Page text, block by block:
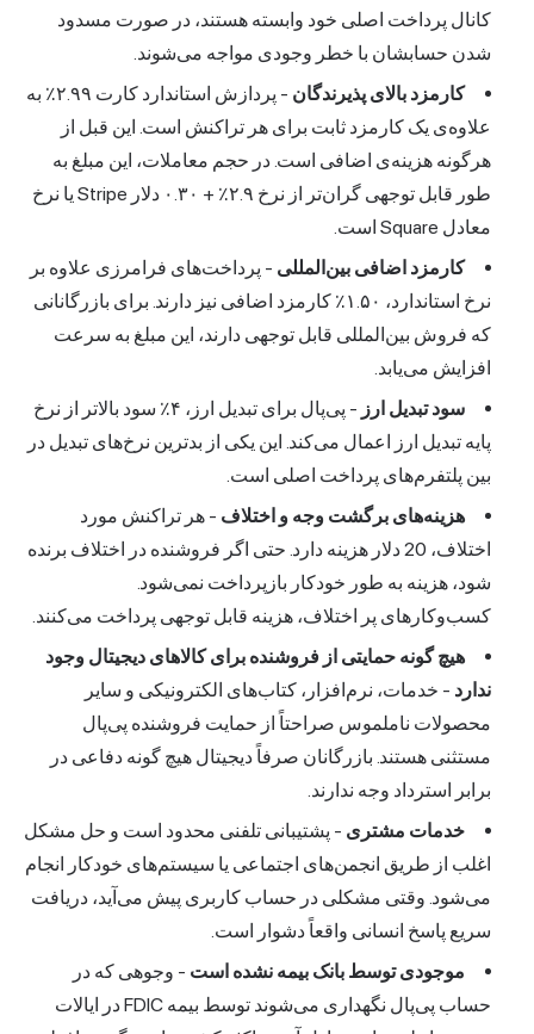
کانال پرداخت اصلی خود وابسته هستند، در صورت مسدود
شدن حسابشان با خطر وجودی مواجه می‌شوند.
کارمزد بالای پذیرندگان
- پردازش استاندارد کارت ۲.۹۹٪ به
علاوه‌ی یک کارمزد ثابت برای هر تراکنش است. این قبل از
هرگونه هزینه‌ی اضافی است. در حجم معاملات، این مبلغ به
طور قابل توجهی گران‌تر از نرخ ۲.۹٪ + ۰.۳۰ دلار Stripe یا نرخ
معادل Square است.
کارمزد اضافی بین‌المللی - پرداخت‌های فرامرزی علاوه بر
نرخ استاندارد، ۱.۵۰٪ کارمزد اضافی نیز دارند. برای بازرگانانی
که فروش بین‌المللی قابل توجهی دارند، این مبلغ به سرعت
افزایش می‌یابد.
سود تبدیل ارز
- پی‌پال برای تبدیل ارز، ۴٪ سود بالاتر از نرخ
پایه تبدیل ارز اعمال می‌کند. این یکی از بدترین نرخ‌های تبدیل در
بین پلتفرم‌های پرداخت اصلی است.
هزینه‌های برگشت وجه و اختلاف - هر تراکنش مورد
اختلاف، 20 دلار هزینه دارد. حتی اگر فروشنده در اختلاف برنده
شود، هزینه به طور خودکار بازپرداخت نمی‌شود.
کسب‌وکارهای پر اختلاف، هزینه قابل توجهی پرداخت می‌کنند.
هیچ گونه حمایتی از فروشنده برای کالاهای دیجیتال وجود
ندارد - خدمات، نرم‌افزار، کتاب‌های الکترونیکی و سایر
محصولات ناملموس صراحتاً از حمایت فروشنده پی‌پال
مستثنی هستند. بازرگانان صرفاً دیجیتال هیچ گونه دفاعی در
برابر استرداد وجه ندارند.
خدمات مشتری - پشتیبانی تلفنی محدود است و حل مشکل
اغلب از طریق انجمن‌های اجتماعی یا سیستم‌های خودکار انجام
می‌شود. وقتی مشکلی در حساب کاربری پیش می‌آید، دریافت
سریع پاسخ انسانی واقعاً دشوار است.
موجودی توسط بانک بیمه نشده است - وجوهی که در
حساب پی‌پال نگهداری می‌شوند توسط بیمه FDIC در ایالات